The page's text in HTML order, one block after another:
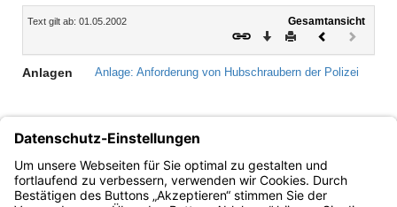
Inhalt
Text gilt ab: 01.05.2002
Gesamtansicht
Download
DruckenVorheriges
Anlagen Anlage: Anforderung von Hubschraubern der Polizei
Bayern.de
BayernPortal
Datenschutz